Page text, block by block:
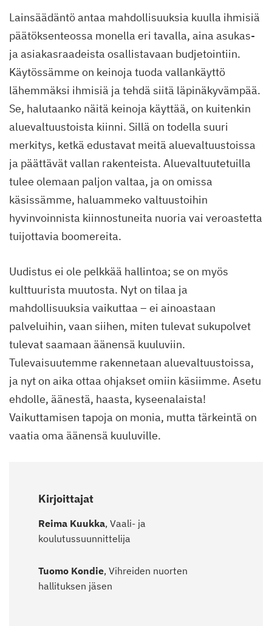
Lainsäädäntö antaa mahdollisuuksia kuulla ihmisiä
päätöksenteossa monella eri tavalla, aina asukas-
ja asiakasraadeista osallistavaan budjetointiin.
Käytössämme on keinoja tuoda vallankäyttö
lähemmäksi ihmisiä ja tehdä siitä läpinäkyvämpää.
Se, halutaanko näitä keinoja käyttää, on kuitenkin
aluevaltuustoista kiinni. Sillä on todella suuri
merkitys, ketkä edustavat meitä aluevaltuustoissa
ja päättävät vallan rakenteista. Aluevaltuutetuilla
tulee olemaan paljon valtaa, ja on omissa
käsissämme, haluammeko valtuustoihin
hyvinvoinnista kiinnostuneita nuoria vai veroastetta
tuijottavia boomereita.
Uudistus ei ole pelkkää hallintoa; se on myös
kulttuurista muutosta. Nyt on tilaa ja
mahdollisuuksia vaikuttaa – ei ainoastaan
palveluihin, vaan siihen, miten tulevat sukupolvet
tulevat saamaan äänensä kuuluviin.
Tulevaisuutemme rakennetaan aluevaltuustoissa,
ja nyt on aika ottaa ohjakset omiin käsiimme. Asetu
ehdolle, äänestä, haasta, kyseenalaista!
Vaikuttamisen tapoja on monia, mutta tärkeintä on
vaatia oma äänensä kuuluville.
Kirjoittajat
Reima Kuukka, Vaali- ja
koulutussuunnittelija
Tuomo Kondie, Vihreiden nuorten
hallituksen jäsen